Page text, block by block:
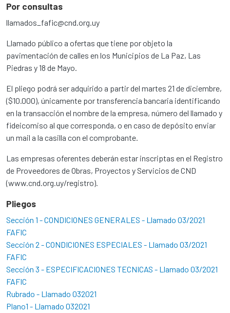
Por consultas
llamados_fafic@cnd.org.uy
Llamado público a ofertas que tiene por objeto la
pavimentación de calles en los Municipios de La Paz, Las
Piedras y 18 de Mayo.
El pliego podrá ser adquirido a partir del martes 21 de diciembre,
($10.000), únicamente por transferencia bancaria identificando
en la transacción el nombre de la empresa, número del llamado y
fideicomiso al que corresponda, o en caso de depósito enviar
un mail a la casilla con el comprobante.
Las empresas oferentes deberán estar inscriptas en el Registro
de Proveedores de Obras, Proyectos y Servicios de CND
(www.cnd.org.uy/registro).
Pliegos
Sección 1 - CONDICIONES GENERALES - Llamado 03/2021
FAFIC
Sección 2 - CONDICIONES ESPECIALES - Llamado 03/2021
FAFIC
Sección 3 - ESPECIFICACIONES TECNICAS - Llamado 03/2021
FAFIC
Rubrado - Llamado 032021
Plano1 - Llamado 032021